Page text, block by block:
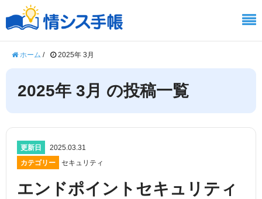
ホーム / 2025年 3月
2025年 3月 の投稿一覧
更新日
2025.03.31
カテゴリー
セキュリティ
エンドポイントセキュリティ